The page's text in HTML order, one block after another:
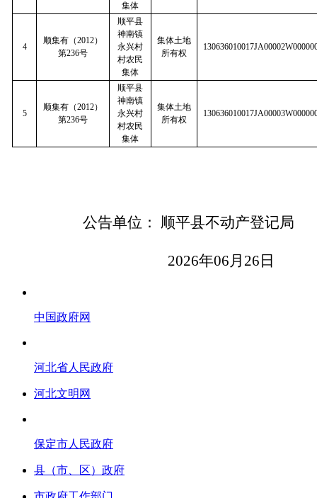
集体
4
顺集有（2012）
第236号
顺平县
神南镇
永兴村
村农民
集体
集体土地
所有权
5
顺集有（2012）
第236号
顺平县
神南镇
永兴村
村农民
集体
集体土地
所有权
公告单位： 顺平县不动产登记局
2026年06 月 26 日
中国政府网
河北省人民政府
河北文明网
保定市人民政府
县（市、区）政府